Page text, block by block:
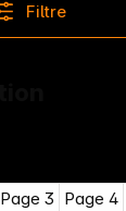
Filtre
Page 3 Page 4